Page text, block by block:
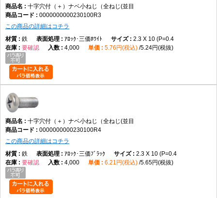
十字穴付（＋）ナベ小ねじ（全ねじ(並目
0000000000230100R3
この商品の詳細はコチラ
鉄
ｱﾛｯｸ･三価ﾎﾜｲﾄ
2.3 X 10 (P=0.4
要確認
4,000 5.76円(税込) 5.24円(税抜)
十字穴付（＋）ナベ小ねじ（全ねじ(並目
0000000000230100R4
この商品の詳細はコチラ
鉄
ｱﾛｯｸ･三価ﾌﾞﾗｯｸ
2.3 X 10 (P=0.4
要確認
4,000 6.21円(税込) 5.65円(税抜)